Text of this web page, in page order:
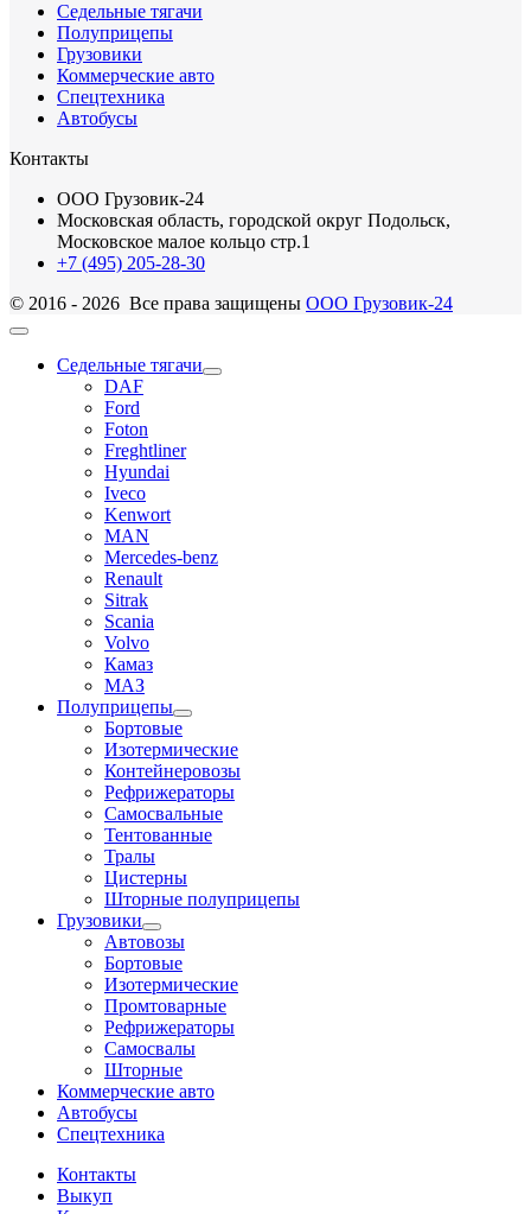
Седельные тягачи
Полуприцепы
Грузовики
Коммерческие авто
Спецтехника
Автобусы
Контакты
ООО Грузовик-24
Московская область, городской округ Подольск,
Московское малое кольцо стр.1
+7 (495) 205-28-30
© 2016 - 2026 Все права защищены ООО Грузовик-24
Седельные тягачи
DAF
Ford
Foton
Freghtliner
Hyundai
Iveco
Kenwort
MAN
Mercedes-benz
Renault
Sitrak
Scania
Volvo
Камаз
МАЗ
Полуприцепы
Бортовые
Изотермические
Контейнеровозы
Рефрижераторы
Самосвальные
Тентованные
Тралы
Цистерны
Шторные полуприцепы
Грузовики
Автовозы
Бортовые
Изотермические
Промтоварные
Рефрижераторы
Самосвалы
Шторные
Коммерческие авто
Автобусы
Спецтехника
Контакты
Выкуп